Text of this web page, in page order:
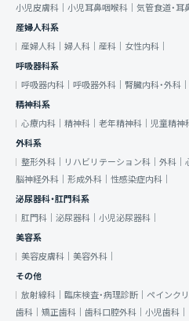
小児皮膚科｜ 小児耳鼻咽喉科｜ 気管食道・耳
産婦人科系
産婦人科｜ 婦人科｜ 産科｜ 女性内科｜
呼吸器科系
呼吸器内科｜ 呼吸器外科｜ 腎臓内科・外科｜
精神科系
心療内科｜ 精神科｜ 老年精神科｜ 児童精神
外科系
整形外科｜
リハビリテーション科｜ 外科｜
脳神経外科｜ 形成外科｜ 性感染症内科｜
泌尿器科・肛門科系
肛門科｜ 泌尿器科｜ 小児泌尿器科｜
美容系
美容皮膚科｜ 美容外科｜
その他
放射線科｜ 臨床検査・病理診断｜ ペインク
歯科｜ 矯正歯科｜ 歯科口腔外科｜ 小児歯科｜